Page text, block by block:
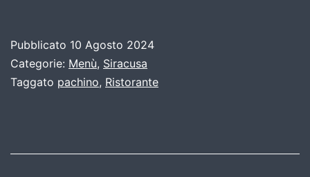
Pubblicato 10 Agosto 2024
Categorie: Menù, Siracusa
Taggato pachino, Ristorante